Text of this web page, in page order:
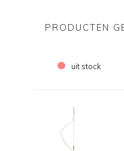
PRODUCTEN
uit stock